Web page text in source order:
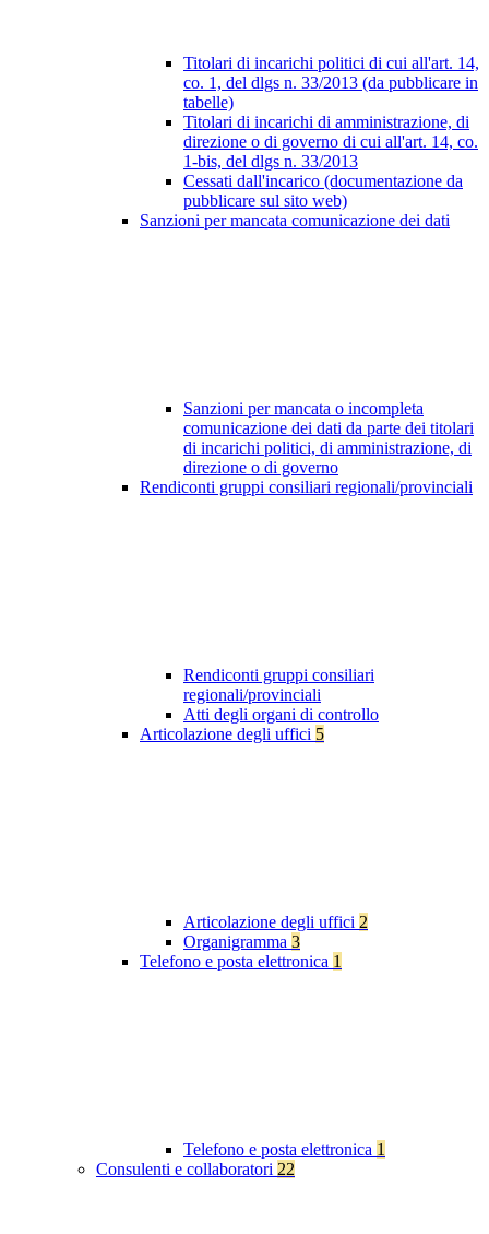
Titolari di incarichi politici di cui all'art. 14,
co. 1, del dlgs n. 33/2013 (da pubblicare in
tabelle)
Titolari di incarichi di amministrazione, di
direzione o di governo di cui all'art. 14, co.
1-bis, del dlgs n. 33/2013
Cessati dall'incarico (documentazione da
pubblicare sul sito web)
Sanzioni per mancata comunicazione dei dati
Sanzioni per mancata o incompleta
comunicazione dei dati da parte dei titolari
di incarichi politici, di amministrazione, di
direzione o di governo
Rendiconti gruppi consiliari regionali/provinciali
Rendiconti gruppi consiliari
regionali/provinciali
Atti degli organi di controllo
Articolazione degli uffici 5
Articolazione degli uffici 2
Organigramma 3
Telefono e posta elettronica 1
Telefono e posta elettronica 1
Consulenti e collaboratori 22